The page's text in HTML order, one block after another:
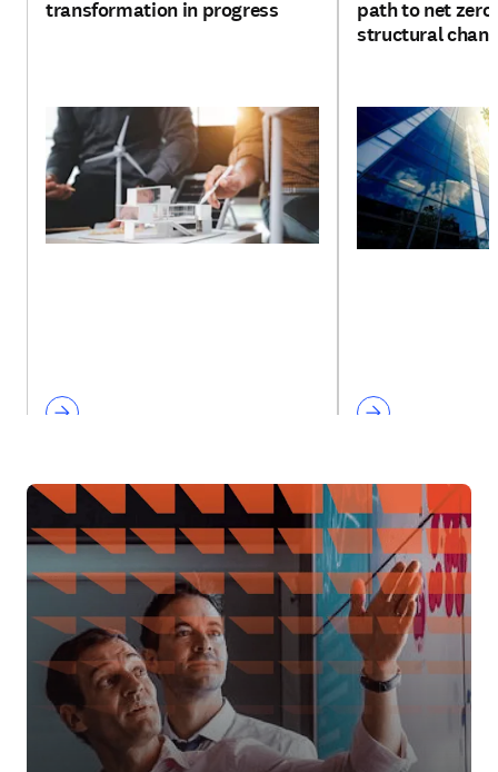
transformation in progress
path to net
structural